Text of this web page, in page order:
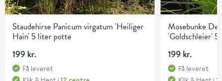
Staudehirse Panicum virgatum 'Heiliger
Hain' 5 liter potte
199 kr.
Få leveret
Mosebunke
'Goldschleier'
199 kr.
Få leveret